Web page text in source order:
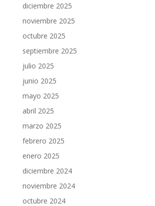
diciembre 2025
noviembre 2025
octubre 2025
septiembre 2025
julio 2025
junio 2025
mayo 2025
abril 2025
marzo 2025
febrero 2025
enero 2025
diciembre 2024
noviembre 2024
octubre 2024